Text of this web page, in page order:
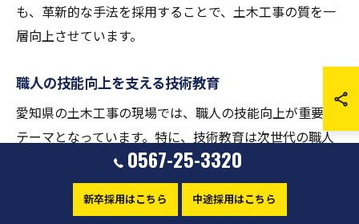
も、革新的な手法を採用することで、土木工事の質を一
層向上させています。
職人の技能向上を支える技術教育
愛知県の土木工事の現場では、職人の技能向上が重要な
テーマとなっています。特に、技術教育は次世代の職人
を育成するための鍵です。地域の企業は、若手職人に対
して伝統技術を教えながら、最新の施工技術やデジタル
ツールの使い方も指導しています。この教育を通じて、
0567-25-3320
新卒採用はこちら 中途採用はこちら